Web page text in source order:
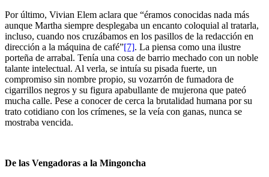
Por último, Vivian Elem aclara que “éramos conocidas nada más
aunque Martha siempre desplegaba un encanto coloquial al tratarla,
incluso, cuando nos cruzábamos en los pasillos de la redacción en
dirección a la máquina de café”[7]. La piensa como una ilustre
porteña de arrabal. Tenía una cosa de barrio mechado con un noble
talante intelectual. Al verla, se intuía su pisada fuerte, un
compromiso sin nombre propio, su vozarrón de fumadora de
cigarrillos negros y su figura apabullante de mujerona que pateó
mucha calle. Pese a conocer de cerca la brutalidad humana por su
trato cotidiano con los crímenes, se la veía con ganas, nunca se
mostraba vencida.
De las Vengadoras a la Mingoncha